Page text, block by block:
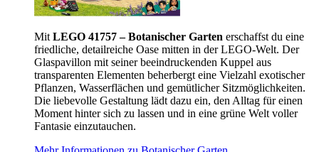
Mit LEGO 41757 – Botanischer Garten erschaffst du eine
friedliche, detailreiche Oase mitten in der LEGO-Welt. Der
Glaspavillon mit seiner beeindruckenden Kuppel aus
transparenten Elementen beherbergt eine Vielzahl exotischer
Pflanzen, Wasserflächen und gemütlicher Sitzmöglichkeiten.
Die liebevolle Gestaltung lädt dazu ein, den Alltag für einen
Moment hinter sich zu lassen und in eine grüne Welt voller
Fantasie einzutauchen.